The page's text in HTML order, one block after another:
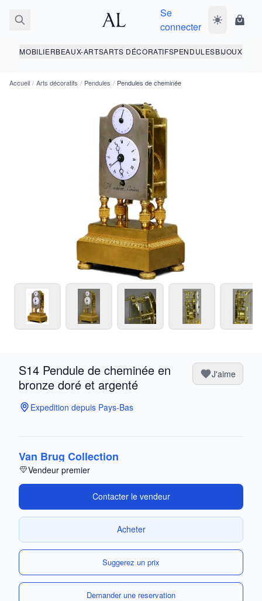
Se
connecter
Basculer le
MOBILIERBEAUX-ARTSARTS DÉCORATIFSPENDULESBIJOUX
Accueil / Arts décoratifs / Pendules / Pendules de cheminée
S14 Pendule de cheminée en
bronze doré et argenté
J'aime
Expedition depuis Pays-Bas
Van Brug Collection
Vendeur premier
Contacter le vendeur
Acheter
Suggerez un prix
Demander une reservation